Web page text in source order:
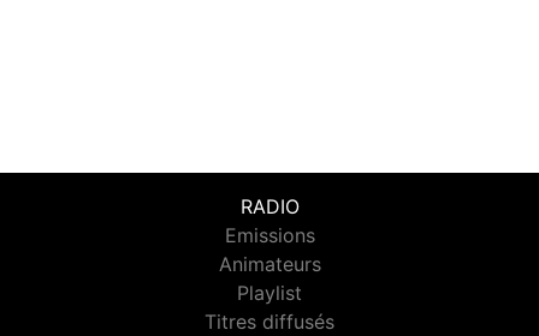
RADIO
Emissions
Animateurs
Playlist
Titres diffusés